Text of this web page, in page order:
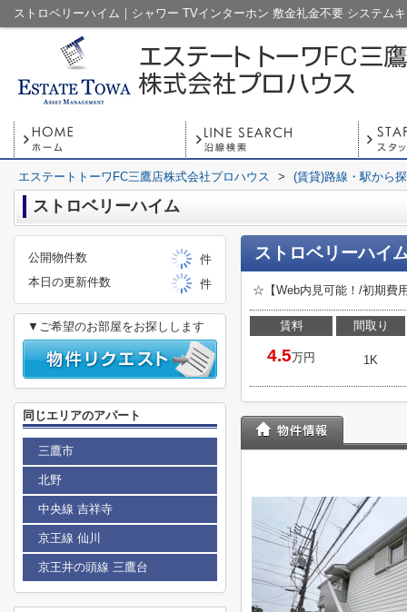
エステートトーワFC三鷹店株式会社プロハウス > (賃貸)路線・駅から
ストロベリーハイム
ストロベリーハイ
☆【Web内見可能！/初期費
賃料
4.5万円
間取り
1K
公開物件数
件
本日の更新件数
件
▼ご希望のお部屋をお探しします
同じエリアのアパート
三鷹市
北野
中央線 吉祥寺
京王線 仙川
京王井の頭線 三鷹台